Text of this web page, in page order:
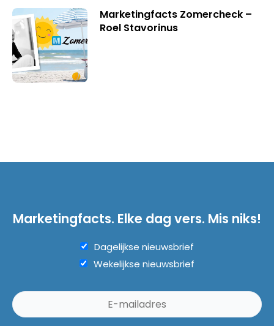
Marketingfacts Zomercheck –
Roel Stavorinus
Marketingfacts. Elke dag vers. Mis niks!
Dagelijkse nieuwsbrief
Wekelijkse nieuwsbrief